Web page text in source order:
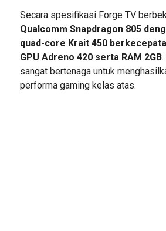
Secara spesifikasi Forge TV
Qualcomm Snapdragon 805
quad-core Krait 450
GPU Adreno 420 serta RAM 2GB.
sangat bertenaga untuk
performa gaming kelas atas.